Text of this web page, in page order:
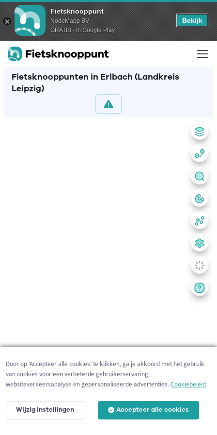
Fietsknooppunt
NodeMapp BV
GRATIS - In Google Play
Bekijk
Fietsknooppunten in Erlbach (Landkreis
Leipzig)
200 m
Door op 'Accepteer alle cookies' te klikken, ga je akkoord met het gebruik
van cookies voor een verbeterde gebruikerservaring,
websiteverkeersanalyse en gepersonaliseerde advertenties.Cookiebeleid
Wijzig instellingen Accepteer alle cookies